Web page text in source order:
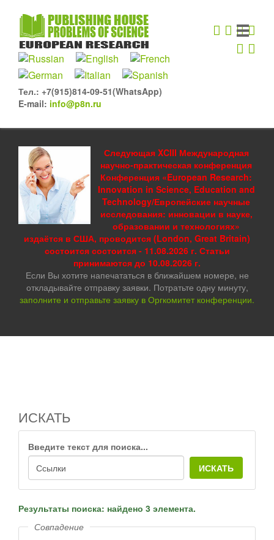
Тел.: +7(915)814-09-51(WhatsApp)
E-mail: info@p8n.ru
Следующая XCIII Международная
научно-практическая конференция
Конференция «European Research:
Innovation in Science, Education and
Technology/Европейские научные
исследования: инновации в науке,
образовании и технологиях»
издаётся в США, проводится (London, Great Britain)
состоится состоится - 11.08.2026 г. Статьи
принимаются до 10.08.2026 г.
Если Вы хотите напечататься в ближайшем номере, не
откладывайте отправку заявки. Потратьте одну минуту,
заполните и отправьте заявку в Оргкомитет конференции.
ИСКАТЬ
Введите текст для поиска...
ИСКАТЬ
Результаты поиска: найдено 3 элемента.
Совпадение